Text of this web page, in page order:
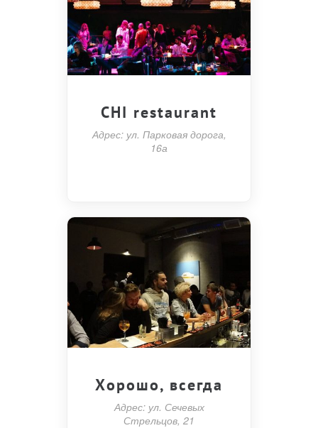
CHI restaurant
Адрес: ул. Парковая дорога,
16а
Хорошо, всегда
Адрес: ул. Сечевых
Стрельцов, 21